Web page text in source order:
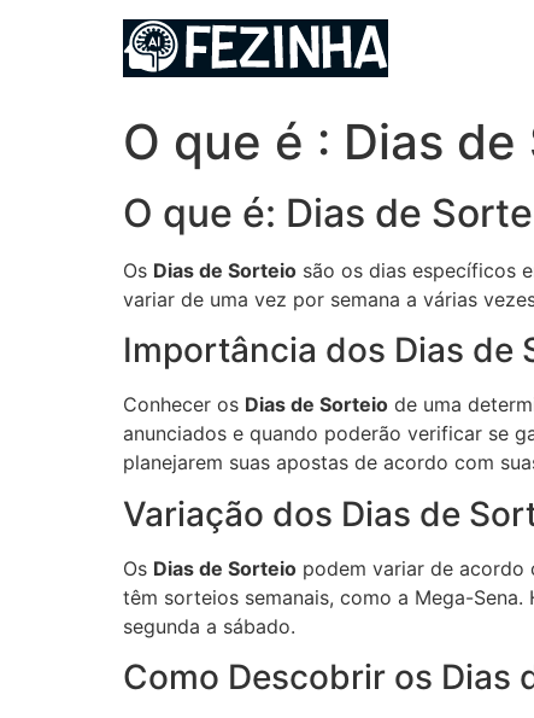
O que é : Dias
O que é: Dias de
Os Dias de Sorteio são os dias específicos
variar de uma vez por semana a várias
Importância dos Dias de
Conhecer os Dias de Sorteio de uma
anunciados e quando poderão verificar se
planejarem suas apostas de acordo com
Variação dos Dias de
Os Dias de Sorteio podem variar de acordo
têm sorteios semanais, como a Mega-
segunda a sábado.
Como Descobrir os Dias